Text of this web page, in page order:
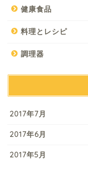
健康食品
料理とレシピ
調理器
2017年7月
2017年6月
2017年5月